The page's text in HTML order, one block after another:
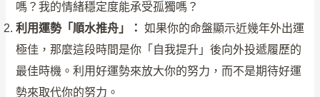
嗎？我的情緒穩定度能承受孤獨嗎？
利用運勢「順水推舟」： 如果你的命盤顯示近幾年外出運
極佳，那麼這段時間是你「自我提升」後向外投遞履歷的
最佳時機。利用好運勢來放大你的努力，而不是期待好運
勢來取代你的努力。